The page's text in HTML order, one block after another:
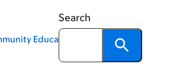
Search
Education